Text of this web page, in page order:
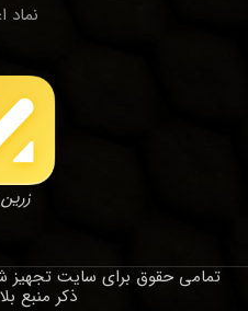
نماد
تمامی حقوق برای سایت تجهیز
ذکر منبع